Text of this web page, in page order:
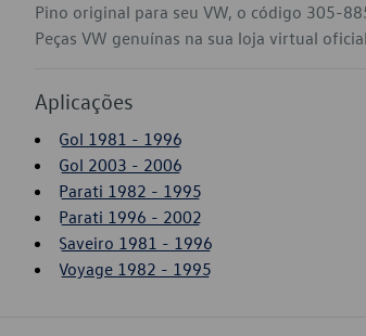
Pino original para seu VW, o código 305-
Peças VW genuínas na sua loja virtual
Aplicações
Gol 1981 - 1996
Gol 2003 - 2006
Parati 1982 - 1995
Parati 1996 - 2002
Saveiro 1981 - 1996
Voyage 1982 - 1995